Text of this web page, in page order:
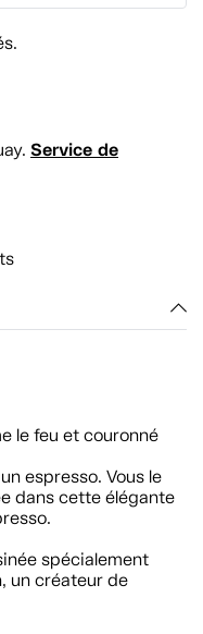
Service de
le feu et couronné
espresso. Vous le
dans cette élégante
spécialement
un créateur de